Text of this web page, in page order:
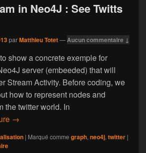
in Neo4J : See Twitts
parMatthieu Totet—Aucun commentaire ↓
show a concrete exemple for
server (embeeded) that will
Stream Activity. Before coding, we
how to represent nodes and
the twitter world. In
Twitter Stream in Neo4J : See Twitts
→
| Marqué comme graph, neo4j, twitter |